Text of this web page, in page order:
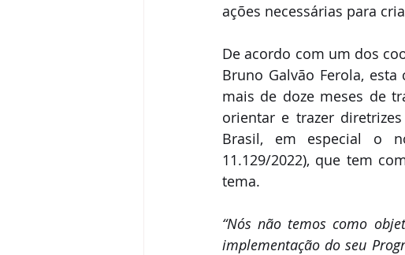
ações necessárias para
De acordo com um dos
Bruno Galvão Ferola,
mais de doze meses de
orientar e trazer
Brasil, em especial o
11.129/2022), que tem
tema.
“Nós não temos como
implementação do seu